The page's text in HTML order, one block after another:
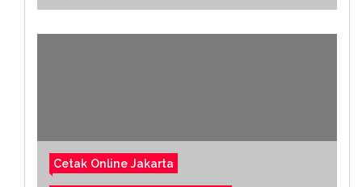
Cetak Online Jakarta